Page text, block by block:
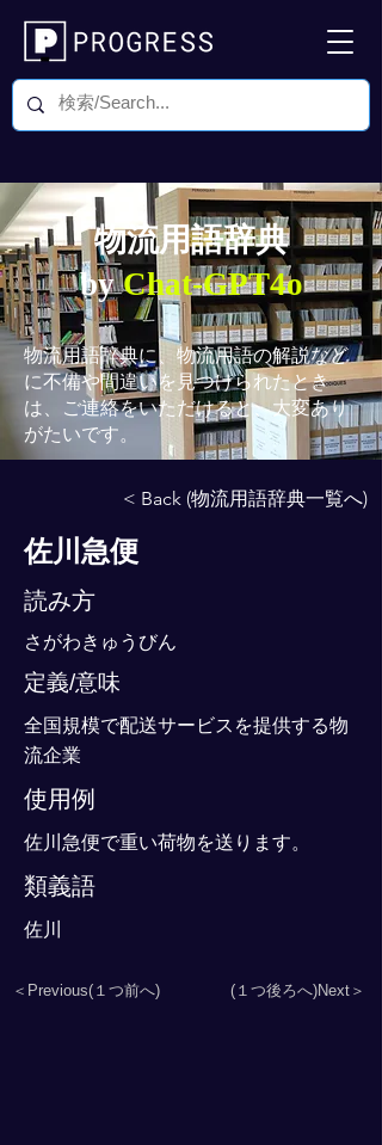
物流用語辞典
byChat-GPT4o
物流用語辞典に、物流用語の解説など
に不備や間違いを見つけられたとき
は、ご連絡をいただけると、大変あり
がたいです。
< Back (物流用語辞典一覧へ)
佐川急便
読み方
さがわきゅうびん
定義/意味
全国規模で配送サービスを提供する物
流企業
使用例
佐川急便で重い荷物を送ります。
類義語
佐川
＜Previous(１つ前へ) (１つ後ろへ)Next＞